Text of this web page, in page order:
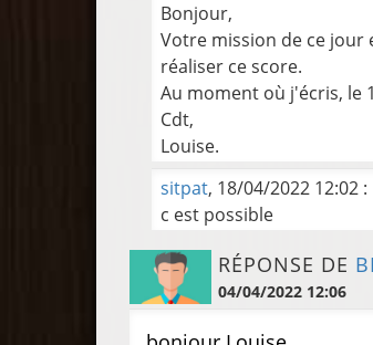
Bonjour,
Votre mission de ce jour
réaliser ce score.
Au moment où j'écris, le
Cdt,
Louise.
sitpat, 18/04/2022 12:02 :
c est possible
RÉPONSE DE
04/04/2022 12:06